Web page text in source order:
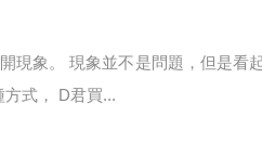
現象。 現象並不是問題，但是看
式， D君買...